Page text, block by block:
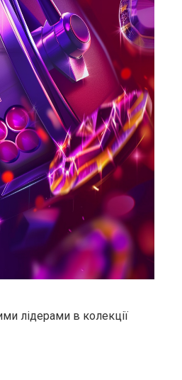
лідерами в колекції